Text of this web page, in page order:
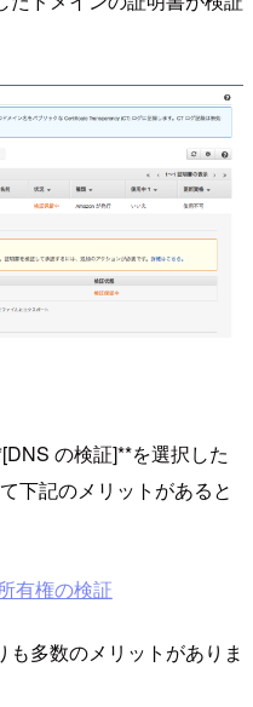
の検証]**を選択した
下記のメリットがあると
有権の検証
も多数のメリットがありま